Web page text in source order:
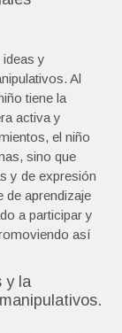
y
Al
tiene la
activa y
el niño
sino que
y de expresión
de aprendizaje
a participar y
así
y la